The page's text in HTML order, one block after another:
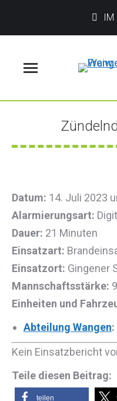
IM
Datum: 14. Juli 2023
Alarmierungsart:
Dauer: 21 Minuten
Einsatzart:
Einsatzort: Gingener
Mannschaftsstärke: 9
Einheiten und
Abteilung Wangen:
Kein Einsatzbericht
Teile diesen Beitrag:
teilen